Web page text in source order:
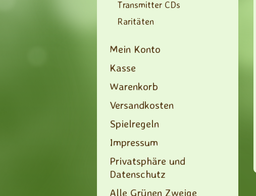
Transmitter CDs
Raritäten
Mein Konto
Kasse
Warenkorb
Versandkosten
Spielregeln
Impressum
Privatsphäre und
Datenschutz
Alle Grünen Zweige